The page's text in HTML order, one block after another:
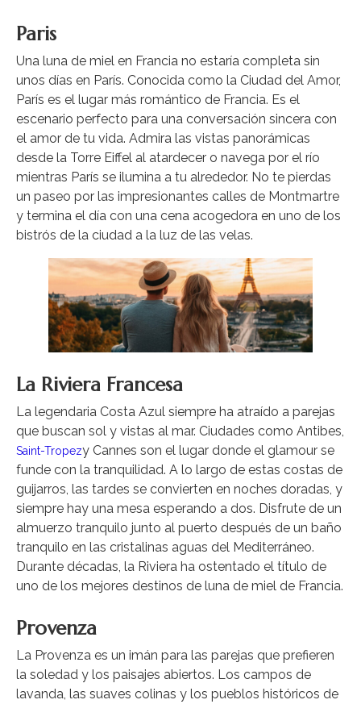
Paris
Una luna de miel en Francia no estaría completa sin
unos días en París. Conocida como la Ciudad del Amor,
París es el lugar más romántico de Francia. Es el
escenario perfecto para una conversación sincera con
el amor de tu vida. Admira las vistas panorámicas
desde la Torre Eiffel al atardecer o navega por el río
mientras París se ilumina a tu alrededor. No te pierdas
un paseo por las impresionantes calles de Montmartre
y termina el día con una cena acogedora en uno de los
bistrós de la ciudad a la luz de las velas.
La Riviera Francesa
La legendaria Costa Azul siempre ha atraído a parejas
que buscan sol y vistas al mar. Ciudades como Antibes,
Saint-Tropezy Cannes son el lugar donde el glamour se
funde con la tranquilidad. A lo largo de estas costas de
guijarros, las tardes se convierten en noches doradas, y
siempre hay una mesa esperando a dos. Disfrute de un
almuerzo tranquilo junto al puerto después de un baño
tranquilo en las cristalinas aguas del Mediterráneo.
Durante décadas, la Riviera ha ostentado el título de
uno de los mejores destinos de luna de miel de Francia.
Provenza
La Provenza es un imán para las parejas que prefieren
la soledad y los paisajes abiertos. Los campos de
lavanda, las suaves colinas y los pueblos históricos de